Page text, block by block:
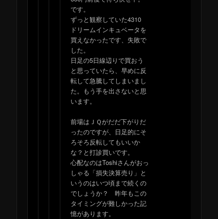
です。
ずっと観察していた4310
ドリームインキュベータを
買えなかったです、失敗で
した。
日足の5日線辺りで買おう
と思っていたら、早めに反
転して急騰してしまいまし
た。もう手を出さないと思
います。
前場はＪＱがだだ下がりだ
ったのですが、日足的にそ
ろそろ反転してもいいか
な？と打診買いです。
心配なのはToshiさんがおっ
しゃる「損失決算売り」と
いうのはいつ頃まで続くの
でしょうか？ 昨年もこの
タイミングが難しかった記
憶があります。